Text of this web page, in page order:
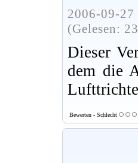
2006-09-
(Gelesen:
Dieser
dem die
Bewerten - Schlecht